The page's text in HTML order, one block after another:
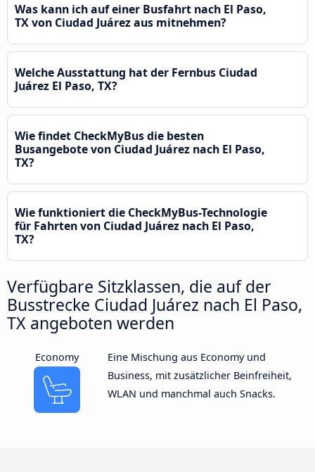
Was kann ich auf einer Busfahrt nach El Paso,
TX von Ciudad Juárez aus mitnehmen?
Welche Ausstattung hat der Fernbus Ciudad
Juárez El Paso, TX?
Wie findet CheckMyBus die besten
Busangebote von Ciudad Juárez nach El Paso,
TX?
Wie funktioniert die CheckMyBus-Technologie
für Fahrten von Ciudad Juárez nach El Paso,
TX?
Verfügbare Sitzklassen, die auf der
Busstrecke Ciudad Juárez nach El Paso,
TX angeboten werden
Economy
Eine Mischung aus Economy und
Business, mit zusätzlicher Beinfreiheit,
WLAN und manchmal auch Snacks.